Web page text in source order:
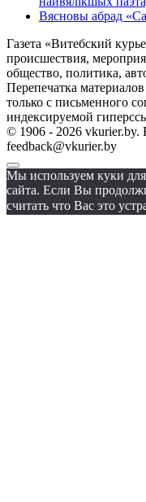
Вясновы абрад
Газета «Витебский
происшествия,
общество, политика,
Перепечатка
только с письменного
индексируемой
© 1906 - 2026
feedback@vkurier.by
Мы используем куки
сайта. Если Вы
считать что Вас это